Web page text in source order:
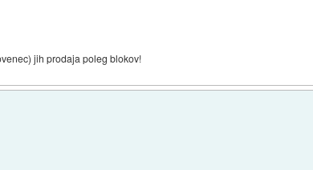
jih prodaja poleg blokov!